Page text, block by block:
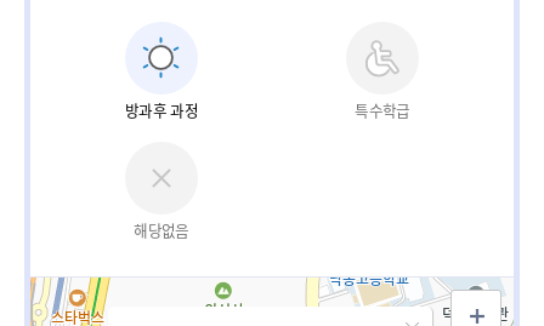
방과후 과정 특수학급
해당없음